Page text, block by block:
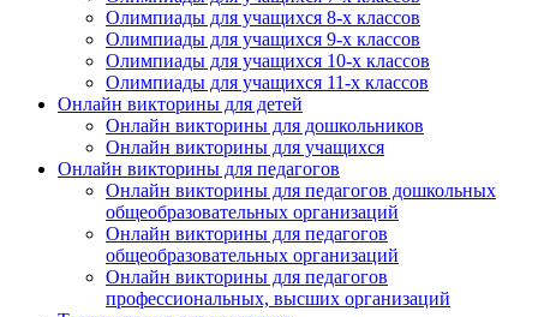
Олимпиады для учащихся 8-х классов
Олимпиады для учащихся 9-х классов
Олимпиады для учащихся 10-х классов
Олимпиады для учащихся 11-х классов
Онлайн викторины для детей
Онлайн викторины для дошкольников
Онлайн викторины для учащихся
Онлайн викторины для педагогов
Онлайн викторины для педагогов дошкольных
общеобразовательных организаций
Онлайн викторины для педагогов
общеобразовательных организаций
Онлайн викторины для педагогов
профессиональных, высших организаций